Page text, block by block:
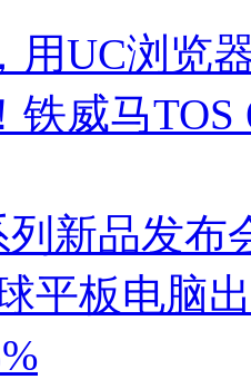
用UC浏览
铁威马
列新品发布
平板电脑